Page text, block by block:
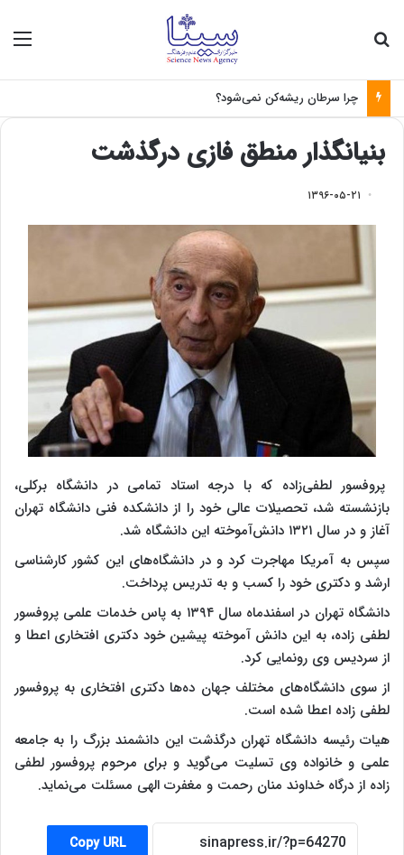
چرا سرطان ریشه‌کن نمی‌شود؟
بنیانگذار منطق فازی درگذشت
۱۳۹۶-۰۵-۲۱
پروفسور لطفی‌زاده که با درجه استاد تمامی در دانشگاه برکلی،
بازنشسته شد، تحصیلات عالی خود را از دانشکده فنی دانشگاه تهران
آغاز و در سال ۱۳۲۱ دانش‌آموخته این دانشگاه شد.
سپس به آمریکا مهاجرت کرد و در دانشگاه‌های این کشور کارشناسی
ارشد و دکتری خود را کسب و به تدریس پرداخت.
دانشگاه تهران در اسفندماه سال ۱۳۹۴ به پاس خدمات علمی پروفسور
لطفی زاده، به این دانش آموخته پیشین خود دکتری افتخاری اعطا و
از سردیس وی رونمایی کرد.
از سوی دانشگاه‌های مختلف جهان ده‌ها دکتری افتخاری به پروفسور
لطفی زاده اعطا شده است.
هیات رئیسه دانشگاه تهران درگذشت این دانشمند بزرگ را به جامعه
علمی و خانواده وی تسلیت می‌گوید و برای مرحوم پروفسور لطفی
زاده از درگاه خداوند منان رحمت و مغفرت الهی مسئلت می‌نماید.
Copy URL